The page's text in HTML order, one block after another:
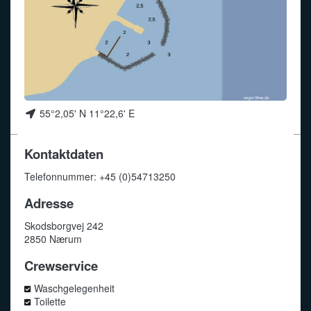
55°2,05' N 11°22,6' E
Kontaktdaten
Telefonnummer: +45 (0)54713250
Adresse
Skodsborgvej 242
2850 Nærum
Crewservice
Waschgelegenheit
Toilette
Funkalphabet